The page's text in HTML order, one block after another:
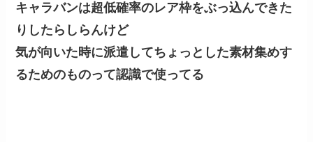
キャラバンは超低確率のレア枠をぶっ込んできた
りしたらしらんけど
気が向いた時に派遣してちょっとした素材集めす
るためのものって認識で使ってる